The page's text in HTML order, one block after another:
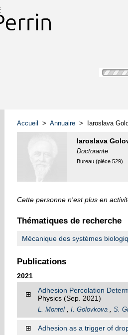
Accueil > Annuaire > Iaroslava
Iaroslava
Doctorante
Bureau (pièce 529)
Cette personne n'est plus en
Thématiques de recherche
Mécanique des systèmes
Publications
2021
⊞
Adhesion Percolation
Physics (Sep. 2021)
L. Montel , I. Golovkova , S.
⊞ Adhesion as a trigger of